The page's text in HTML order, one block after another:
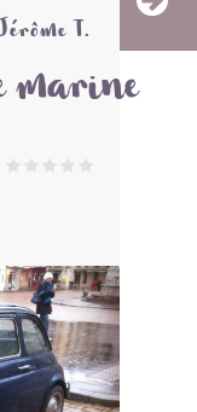
BLV ?
T.
marine